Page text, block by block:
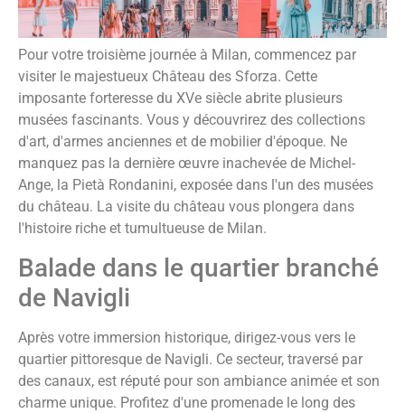
Pour votre troisième journée à Milan, commencez par
visiter le majestueux Château des Sforza. Cette
imposante forteresse du XVe siècle abrite plusieurs
musées fascinants. Vous y découvrirez des collections
d'art, d'armes anciennes et de mobilier d'époque. Ne
manquez pas la dernière œuvre inachevée de Michel-
Ange, la Pietà Rondanini, exposée dans l'un des musées
du château. La visite du château vous plongera dans
l'histoire riche et tumultueuse de Milan.
Balade dans le quartier branché
de Navigli
Après votre immersion historique, dirigez-vous vers le
quartier pittoresque de Navigli. Ce secteur, traversé par
des canaux, est réputé pour son ambiance animée et son
charme unique. Profitez d'une promenade le long des